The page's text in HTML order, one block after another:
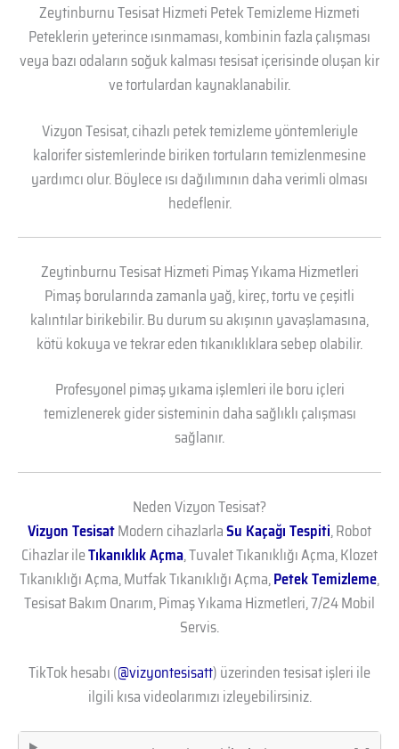
Zeytinburnu Tesisat Hizmeti Petek Temizleme Hizmeti
Peteklerin yeterince ısınmaması, kombinin fazla çalışması
veya bazı odaların soğuk kalması tesisat içerisinde oluşan kir
ve tortulardan kaynaklanabilir.
Vizyon Tesisat, cihazlı petek temizleme yöntemleriyle
kalorifer sistemlerinde biriken tortuların temizlenmesine
yardımcı olur. Böylece ısı dağılımının daha verimli olması
hedeflenir.
Zeytinburnu Tesisat Hizmeti Pimaş Yıkama Hizmetleri
Pimaş borularında zamanla yağ, kireç, tortu ve çeşitli
kalıntılar birikebilir. Bu durum su akışının yavaşlamasına,
kötü kokuya ve tekrar eden tıkanıklıklara sebep olabilir.
Profesyonel pimaş yıkama işlemleri ile boru içleri
temizlenerek gider sisteminin daha sağlıklı çalışması
sağlanır.
Neden Vizyon Tesisat?
Vizyon TesisatModern cihazlarlaSu Kaçağı Tespiti, Robot
Cihazlar ileTıkanıklık Açma, Tuvalet Tıkanıklığı Açma, Klozet
Tıkanıklığı Açma, Mutfak Tıkanıklığı Açma,Petek Temizleme,
Tesisat Bakım Onarım, Pimaş Yıkama Hizmetleri, 7/24 Mobil
Servis.
TikTok hesabı (@vizyontesisatt) üzerinden tesisat işleri ile
ilgili kısa videolarımızı izleyebilirsiniz.